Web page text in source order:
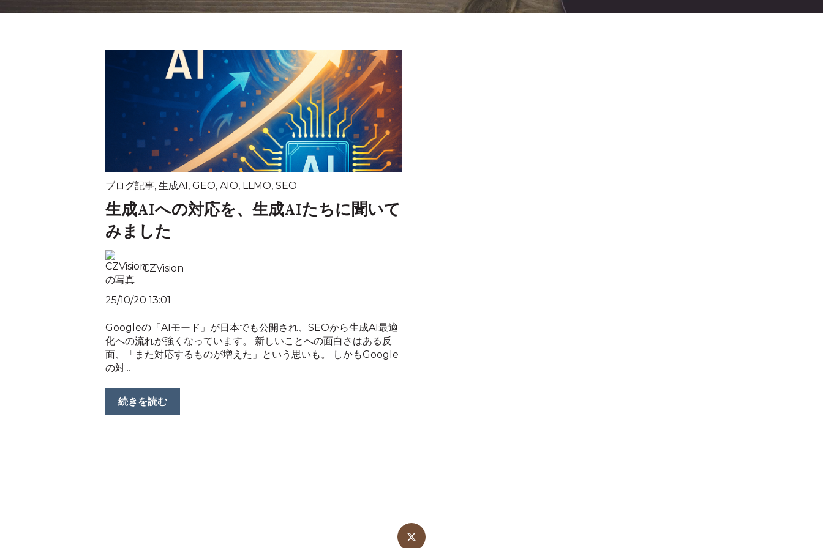
ブログ記事, 生成AI, GEO, AIO, LLMO, SEO
生成AIへの対応を、生成AIたちに聞いて
みました
CZVision
25/10/20 13:01
Googleの「AIモード」が日本でも公開され、SEOから生成AI最適
化への流れが強くなっています。 新しいことへの面白さはある反
面、「また対応するものが増えた」という思いも。 しかもGoogle
の対...
続きを読む